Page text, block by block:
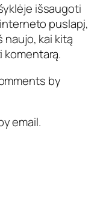
išsaugoti
puslapį,
naujo, kai kitą
komentarą.
by
email.